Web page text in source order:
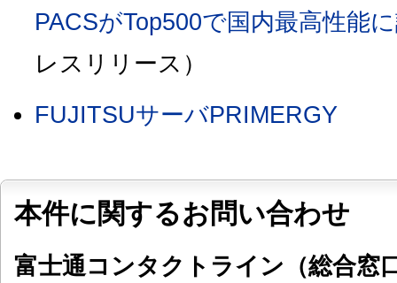
PACSがTop500で国内最高性能
レスリリース）
FUJITSUサーバPRIMERGY
本件に関するお問い合わせ
富士通コンタクトライン（総合窓